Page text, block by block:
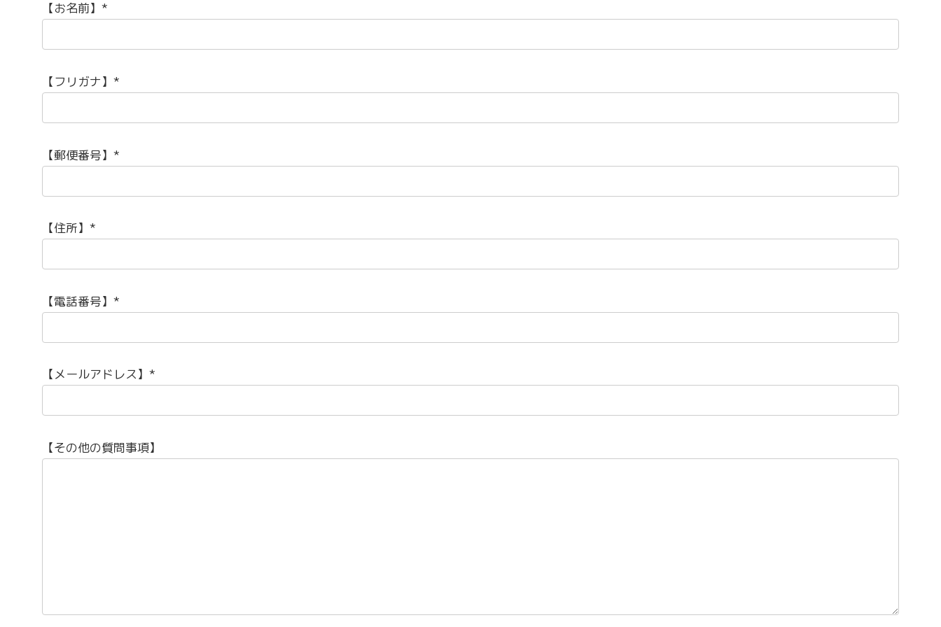
【お名前】*
【フリガナ】*
【郵便番号】*
【住所】*
【電話番号】*
【メールアドレス】*
【その他の質問事項】